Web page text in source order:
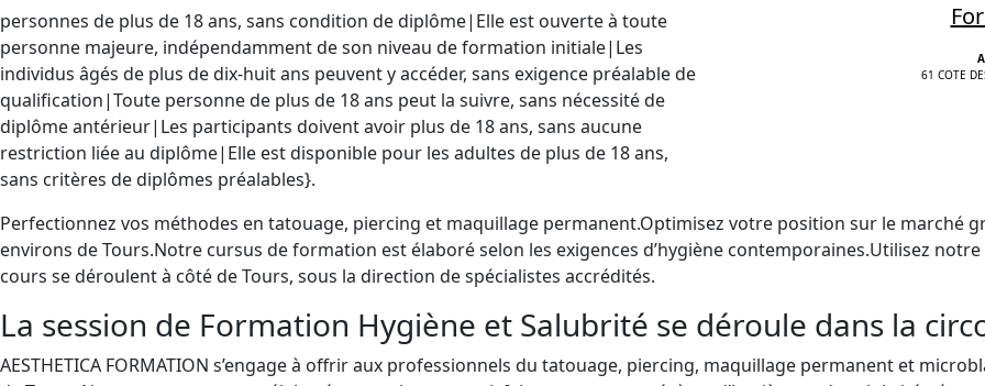
personnes de plus de 18 ans, sans condition de diplôme|Elle est ouverte à toute
personne majeure, indépendamment de son niveau de formation initiale|Les
individus âgés de plus de dix-huit ans peuvent y accéder, sans exigence préalable de
qualification|Toute personne de plus de 18 ans peut la suivre, sans nécessité de
diplôme antérieur|Les participants doivent avoir plus de 18 ans, sans aucune
restriction liée au diplôme|Elle est disponible pour les adultes de plus de 18 ans,
sans critères de diplômes préalables}.
61 COTE
Perfectionnez vos méthodes en tatouage, piercing et maquillage permanent.Optimisez votre position sur le marché
environs de Tours.Notre cursus de formation est élaboré selon les exigences d’hygiène contemporaines.Utilisez
cours se déroulent à côté de Tours, sous la direction de spécialistes accrédités.
La session de Formation Hygiène et Salubrité se déroule dans la
AESTHETICA FORMATION s’engage à offrir aux professionnels du tatouage, piercing, maquillage permanent et